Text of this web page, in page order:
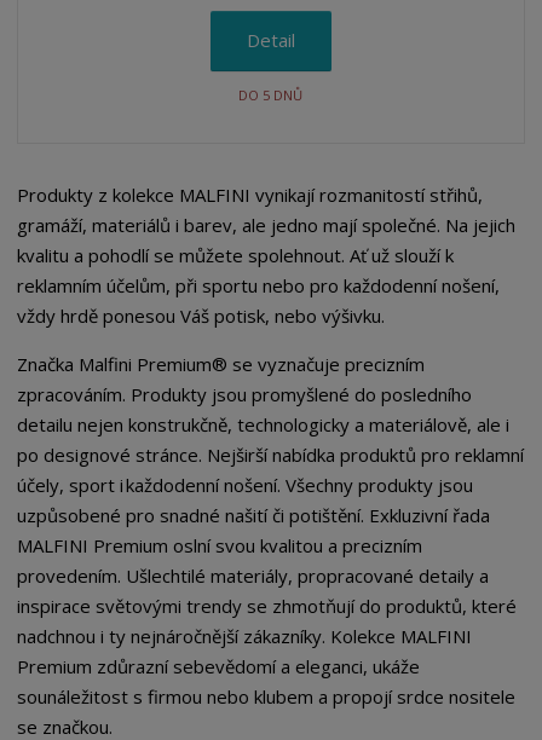
Detail
DO 5 DNŮ
Produkty z kolekce MALFINI vynikají rozmanitostí střihů,
gramáží, materiálů i barev, ale jedno mají společné. Na jejich
kvalitu a pohodlí se můžete spolehnout. Ať už slouží k
reklamním účelům, při sportu nebo pro každodenní nošení,
vždy hrdě ponesou Váš potisk, nebo výšivku.
Značka Malfini Premium® se vyznačuje precizním
zpracováním. Produkty jsou promyšlené do posledního
detailu nejen konstrukčně, technologicky a materiálově, ale i
po designové stránce. Nejširší nabídka produktů pro reklamní
účely, sport i každodenní nošení. Všechny produkty jsou
uzpůsobené pro snadné našití či potištění. Exkluzivní řada
MALFINI Premium oslní svou kvalitou a precizním
provedením. Ušlechtilé materiály, propracované detaily a
inspirace světovými trendy se zhmotňují do produktů, které
nadchnou i ty nejnáročnější zákazníky. Kolekce MALFINI
Premium zdůrazní sebevědomí a eleganci, ukáže
sounáležitost s firmou nebo klubem a propojí srdce nositele
se značkou.